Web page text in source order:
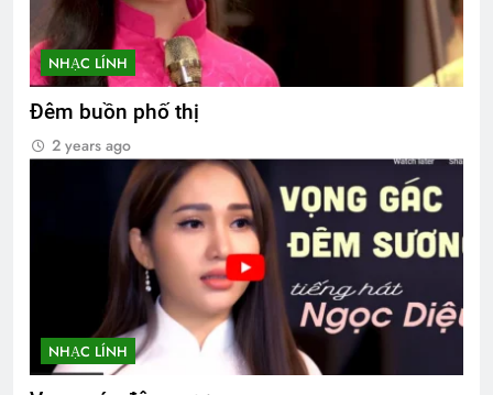
NHẠC LÍNH
Đêm buồn phố thị
2 years ago
NHẠC LÍNH